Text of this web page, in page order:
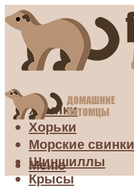
Хомяки
Хорьки
Морские свинки
Шиншиллы
Крысы
Меню